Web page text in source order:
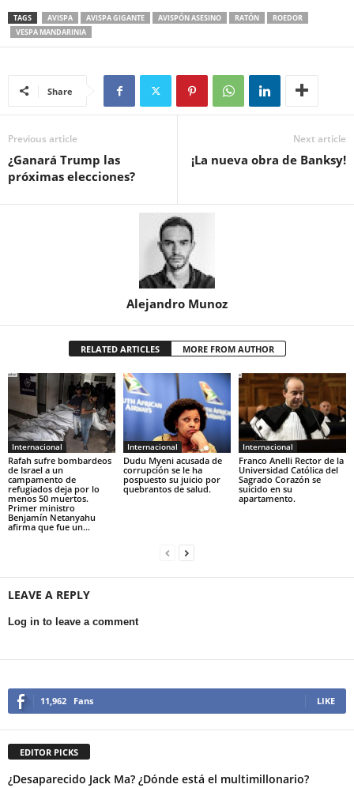
TAGS AVISPA AVISPA GIGANTE AVISPÓN ASESINO RATÓN
ROEDOR
VESPA MANDARINIA
Share
Previous article
¿Ganará Trump las
próximas elecciones?
Next article
¡La nueva obra de Banksy!
Alejandro Munoz
RELATED ARTICLES MORE FROM AUTHOR
Internacional
Rafah sufre bombardeos
de Israel a un
campamento de
refugiados deja por lo
menos 50 muertos.
Primer ministro
Benjamín Netanyahu
afirma que fue un...
Internacional
Dudu Myeni acusada de
corrupción se le ha
pospuesto su juicio por
quebrantos de salud.
Internacional
Franco Anelli Rector de la
Universidad Católica del
Sagrado Corazón se
suicido en su
apartamento.
LEAVE A REPLY
Log in to leave a comment
11,962 Fans LIKE
EDITOR PICKS
¿Desaparecido Jack Ma? ¿Dónde está el multimillonario?